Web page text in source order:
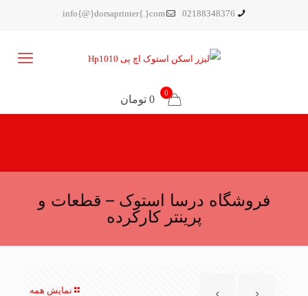
02188348376
info{@}dorsaprinter{.}com
0
0 تومان
فروشگاه درسا استوک – قطعات و
پرینتر کارکرده
نمایش همه